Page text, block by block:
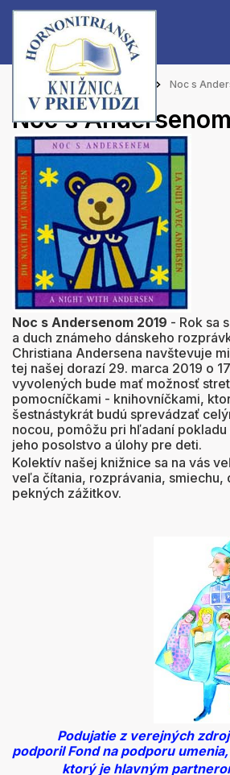
Hlavná stránka Aktuality Noc s
Noc s
Noc s Andersenom 2019 - Rok sa
a duch známeho dánskeho
Christiana Andersena navštevuje
tej našej dorazí 29. marca 2019 o
vyvolených bude mať možnosť
pomocníčkami - knihovníčkami,
šestnástykrát budú sprevádzať
nocou, pomôžu pri hľadaní
jeho posolstvo a úlohy pre deti.
Kolektív našej knižnice sa na vás
veľa čítania, rozprávania, smiechu,
pekných zážitkov.
Podujatie z verejných
podporil Fond na podporu umenia,
ktorý je hlavným